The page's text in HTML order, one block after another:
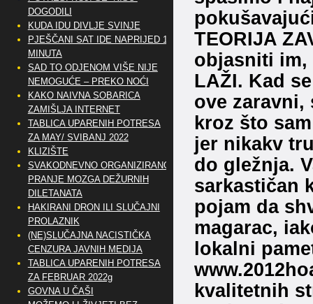
TEORIJA
objasniti im,
LAŽI. Kad
ove zaravni,
kroz što
jer nikakv
do gležnja.
sarkastičan
pojam da
magarac,
lokalni
kvalitetnih
DOGODILI
KUDA IDU DIVLJE SVINJE
PJEŠČANI SAT IDE NAPRIJED 10
MINUTA
SAD TO ODJENOM VIŠE NIJE
NEMOGUĆE – PREKO NOĆI
KAKO NAIVNA SOBARICA
ZAMIŠLJA INTERNET
TABLICA UPARENIH POTRESA
ZA MAY/ SVIBANJ 2022
KLIZIŠTE
SVAKODNEVNO ORGANIZIRANO
PRANJE MOZGA DEŽURNIH
DILETANATA
HAKIRANI DRON ILI SLUČAJNI
PROLAZNIK
(NE)SLUČAJNA NACISTIČKA
CENZURA JAVNIH MEDIJA
TABLICA UPARENIH POTRESA
ZA FEBRUAR 2022g
GOVNA U ČAŠI